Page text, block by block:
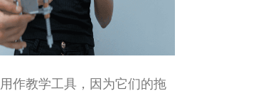
作教学工具，因为它们的拖